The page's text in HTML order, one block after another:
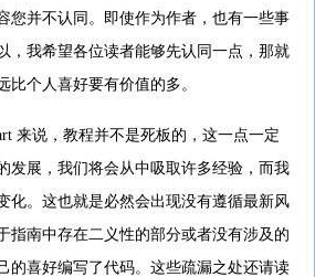
您并不认同。即使作为作者，也有一些事
，我希望各位读者能够先认同一点，那就
比个人喜好要有价值的多。
来说，教程并不是死板的，这一点一定
发展，我们将会从中吸取许多经验，而我
化。这也就是必然会出现没有遵循最新风
指南中存在二义性的部分或者没有涉及的
的喜好编写了代码。这些疏漏之处还请读